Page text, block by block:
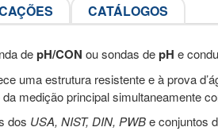
CATÁLOGOS
depH/CON ou sondas depH e
uma estrutura resistente e à prova
medição principal simultaneamente
dos USA, NIST, DIN, PWBe conjuntos